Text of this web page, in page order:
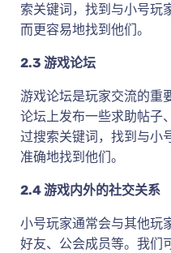
索关键词，找到与小号玩
而更容易地找到他们。
2.3 游戏论坛
游戏论坛是玩家交流的重
论坛上发布一些求助帖子
过搜索关键词，找到与小
准确地找到他们。
2.4 游戏内外的社交关系
小号玩家通常会与其他玩
好友、公会成员等。我们